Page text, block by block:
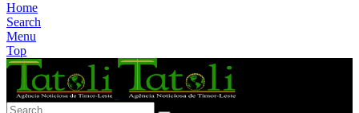
Home
Search
Menu
Top